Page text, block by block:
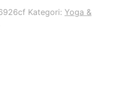
Kategori: Yoga &